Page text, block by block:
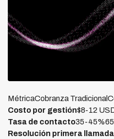
MétricaCobranza
Costo por gestión$8-12
Tasa de contacto35-
Resolución primera llamada